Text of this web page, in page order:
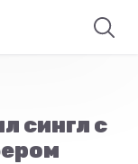
сингл с